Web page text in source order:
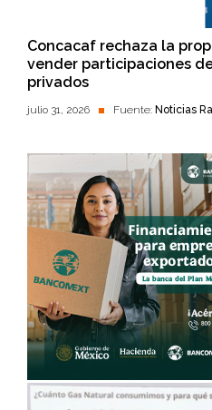
Concacaf rechaza la
vender participaciones
privados
julio 31, 2026 Fuente: Noticias